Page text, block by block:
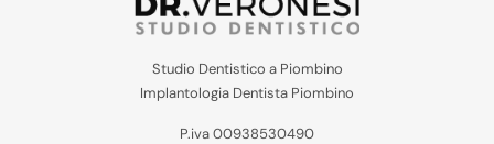
Studio Dentistico a Piombino
Implantologia Dentista Piombino
P.iva 00938530490